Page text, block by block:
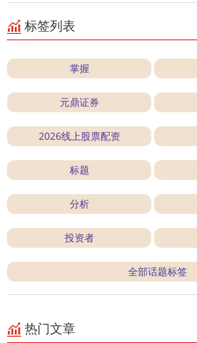
标签列表
掌握
元鼎证券
2026线上股票配资
标题
分析
投资者
全部话题标签
热门文章